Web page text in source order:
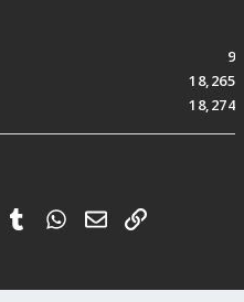
9
18,265
18,274
PinterestTumblrWhatsApp
電子郵件
連結